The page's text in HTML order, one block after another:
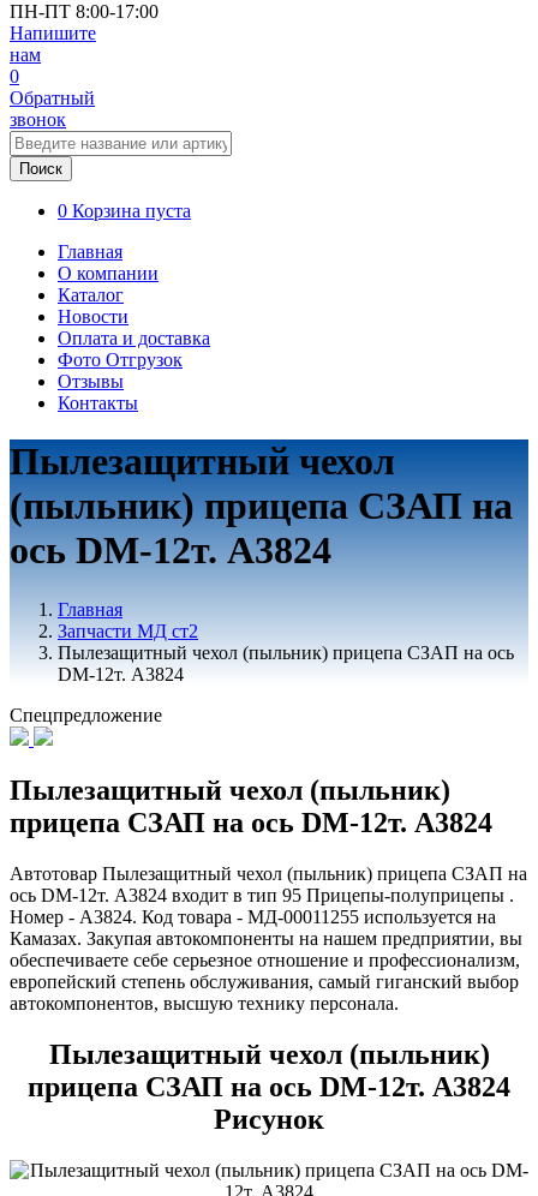
ПН-ПТ 8:00-17:00
Напишите
нам
0
Обратный
звонок
Поиск
0 Корзина пуста
Главная
О компании
Каталог
Новости
Оплата и доставка
Фото Отгрузок
Отзывы
Контакты
Пылезащитный чехол
(пыльник) прицепа СЗАП на
ось DM-12т. А3824
Главная
Запчасти МД ст2
Пылезащитный чехол (пыльник) прицепа СЗАП на ось
DM-12т. А3824
Спецпредложение
Пылезащитный чехол (пыльник)
прицепа СЗАП на ось DM-12т. А3824
Автотовар Пылезащитный чехол (пыльник) прицепа СЗАП на
ось DM-12т. А3824 входит в тип 95 Прицепы-полуприцепы .
Номер - А3824. Код товара - МД-00011255 используется на
Камазах. Закупая автокомпоненты на нашем предприятии, вы
обеспечиваете себе серьезное отношение и профессионализм,
европейский степень обслуживания, самый гиганский выбор
автокомпонентов, высшую технику персонала.
Пылезащитный чехол (пыльник)
прицепа СЗАП на ось DM-12т. А3824
Рисунок